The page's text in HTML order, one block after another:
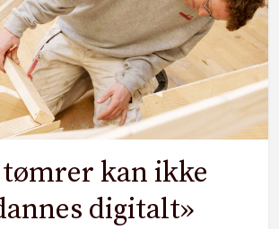
tømrer kan ikke
digitalt»